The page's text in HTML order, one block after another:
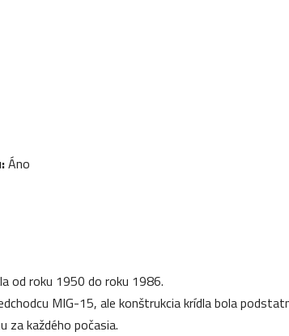
Áno
od roku 1950 do roku 1986.
MIG-15, ale konštrukcia krídla bola
za každého počasia.